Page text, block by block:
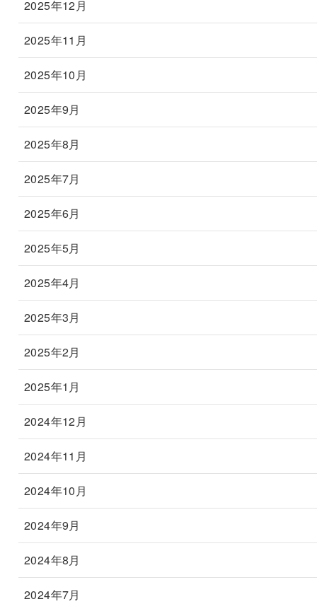
2025年12月
2025年11月
2025年10月
2025年9月
2025年8月
2025年7月
2025年6月
2025年5月
2025年4月
2025年3月
2025年2月
2025年1月
2024年12月
2024年11月
2024年10月
2024年9月
2024年8月
2024年7月